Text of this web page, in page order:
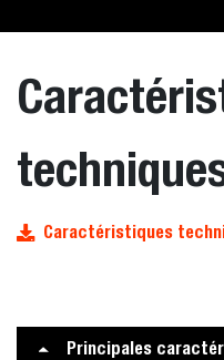
Caractéristiques
Principales